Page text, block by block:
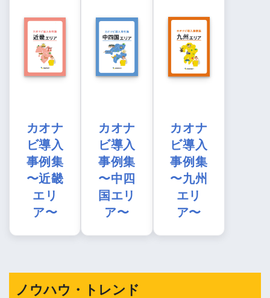
カオナ
ビ導入
事例集
〜近畿
エリ
ア〜
カオナ
ビ導入
事例集
〜中四
国エリ
ア〜
カオナ
ビ導入
事例集
〜九州
エリ
ア〜
ノウハウ・トレンド